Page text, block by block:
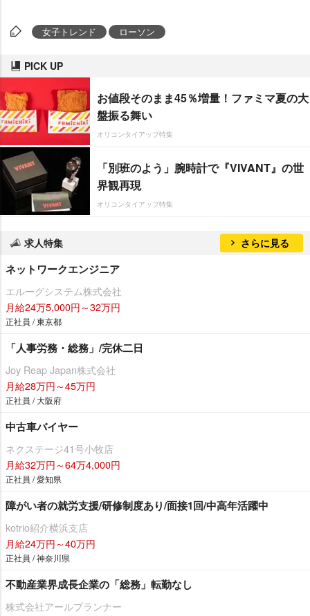
女子トレンド ローソン
PICK UP
お値段そのまま45％増量！ファミマ夏の大
盤振る舞い
オリコンタイアップ特集
「別班のよう」腕時計で『VIVANT』の世
界観再現
オリコンタイアップ特集
求人特集 さらに見る
ネットワークエンジニア
エルーグシステム株式会社
月給24万5,000円～32万円
正社員 / 東京都
「人事労務・総務」/完休二日
Joy Reap Japan株式会社
月給28万円～45万円
正社員 / 大阪府
中古車バイヤー
ネクステージ41号小牧店
月給32万円～64万4,000円
正社員 / 愛知県
障がい者の就労支援/研修制度あり/面接1回/中高年活躍中
kotrio紹介横浜支店
月給24万円～40万円
正社員 / 神奈川県
不動産業界成長企業の「総務」転勤なし
株式会社アールプランナー